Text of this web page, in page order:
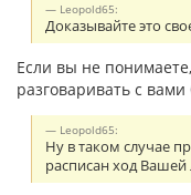
Leopold65:
Доказывайте это
Если вы не
разговаривать с
Leopold65:
Ну в таком случае
расписан ход Вашей